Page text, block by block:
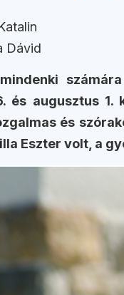
Dávid
és augusztus
és
Eszter volt, a